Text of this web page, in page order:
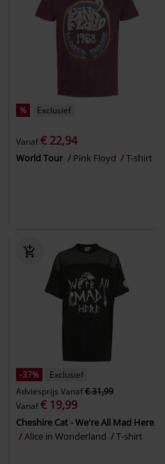
% Exclusief
Vanaf€ 22,94
World Tour Pink Floyd T-shirt
-37%
Exclusief
Adviesprijs Vanaf€ 31,99
Vanaf€ 19,99
Cheshire Cat - We're All Mad Here
Alice in Wonderland
T-shirt